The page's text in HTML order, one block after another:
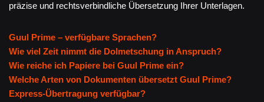
präzise und rechtsverbindliche Übersetzung Ihrer Unterlagen.
Guul Prime – verfügbare Sprachen?
Wie viel Zeit nimmt die Dolmetschung in Anspruch?
Wie reiche ich Papiere bei Guul Prime ein?
Welche Arten von Dokumenten übersetzt Guul Prime?
Express-Übertragung verfügbar?